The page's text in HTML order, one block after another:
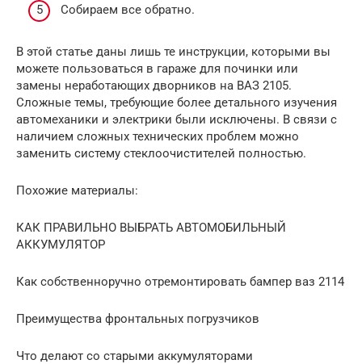
Собираем все обратно.
В этой статье даны лишь те инструкции, которыми вы
можете пользоваться в гараже для починки или
замены неработающих дворников на ВАЗ 2105.
Сложные темы, требующие более детального изучения
автомеханики и электрики были исключены. В связи с
наличием сложных технических проблем можно
заменить систему стеклоочистителей полностью.
Похожие материалы:
КАК ПРАВИЛЬНО ВЫБРАТЬ АВТОМОБИЛЬНЫЙ
АККУМУЛЯТОР
Как собственноручно отремонтировать бампер ваз 2114
Преимущества фронтальных погрузчиков
Что делают со старыми аккумуляторами